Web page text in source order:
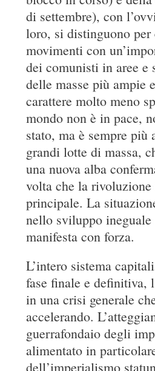
di settembre), con
loro, si distinguono per
movimenti con
dei comunisti in aree e
delle masse più ampie
carattere molto meno
mondo non è in pace,
stato, ma è sempre più
grandi lotte di massa,
una nuova alba
volta che la rivoluzione
principale. La
nello sviluppo
manifesta con forza.
L’intero sistema
fase finale e definitiva,
in una crisi generale
accelerando.
guerrafondaio degli
alimentato in
dell’imperialismo